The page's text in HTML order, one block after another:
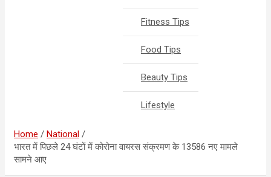
Fitness Tips
Food Tips
Beauty Tips
Lifestyle
Home
National
भारत में पिछले 24 घंटों में कोरोना वायरस संक्रमण के 13586 नए मामले
सामने आए